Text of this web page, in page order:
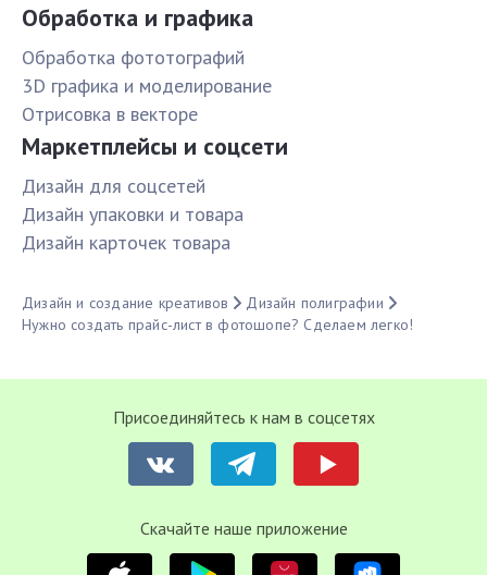
Обработка и графика
Обработка фототографий
3D графика и моделирование
Отрисовка в векторе
Маркетплейсы и соцсети
Дизайн для соцсетей
Дизайн упаковки и товара
Дизайн карточек товара
Дизайн и создание креативов
Дизайн полиграфии
Нужно создать прайс-лист в фотошопе? Сделаем легко!
Присоединяйтесь к нам в соцсетях
Cкачайте наше приложение